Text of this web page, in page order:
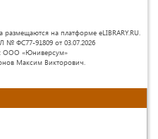
на платформе eLIBRARY.RU.
ФС77-91809 от 03.07.2026
ООО «Юниверсум»
Максим Викторович.